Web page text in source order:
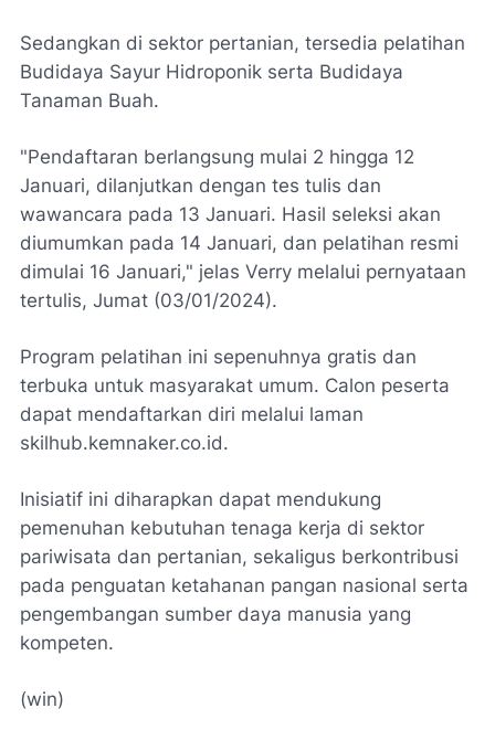
Sedangkan di sektor pertanian, tersedia pelatihan
Budidaya Sayur Hidroponik serta Budidaya
Tanaman Buah.
"Pendaftaran berlangsung mulai 2 hingga 12
Januari, dilanjutkan dengan tes tulis dan
wawancara pada 13 Januari. Hasil seleksi akan
diumumkan pada 14 Januari, dan pelatihan resmi
dimulai 16 Januari," jelas Verry melalui pernyataan
tertulis, Jumat (03/01/2024).
Program pelatihan ini sepenuhnya gratis dan
terbuka untuk masyarakat umum. Calon peserta
dapat mendaftarkan diri melalui laman
skilhub.kemnaker.co.id.
Inisiatif ini diharapkan dapat mendukung
pemenuhan kebutuhan tenaga kerja di sektor
pariwisata dan pertanian, sekaligus berkontribusi
pada penguatan ketahanan pangan nasional serta
pengembangan sumber daya manusia yang
kompeten.
(win)